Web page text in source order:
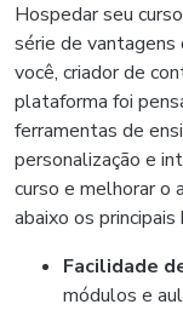
Hospedar seu
série de vantagens
você, criador de
plataforma foi
ferramentas de
personalização e
curso e melhorar o
abaixo os principais
Facilidade
módulos e